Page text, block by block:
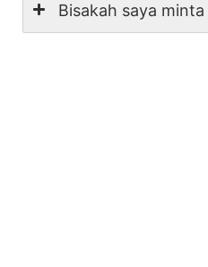
Bisakah saya